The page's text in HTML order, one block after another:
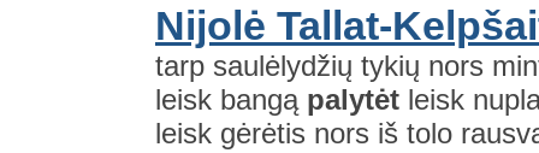
Nijolė Tallat-
tarp saulėlydžių tykių nors
leisk bangą palytėt leisk
leisk gėrėtis nors iš tolo